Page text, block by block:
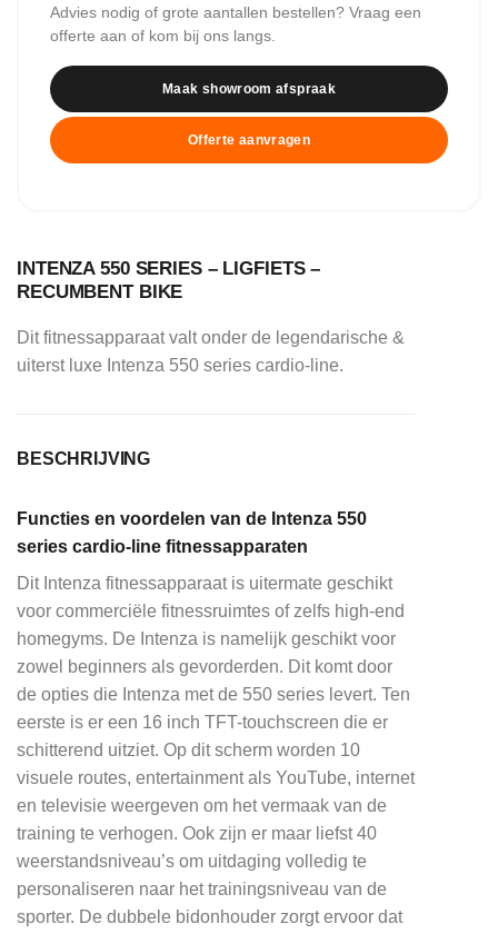
Advies nodig of grote aantallen bestellen? Vraag een
offerte aan of kom bij ons langs.
Maak showroom afspraak
Offerte aanvragen
INTENZA 550 SERIES – LIGFIETS –
RECUMBENT BIKE
Dit fitnessapparaat valt onder de legendarische &
uiterst luxe Intenza 550 series cardio-line.
BESCHRIJVING
Functies en voordelen van de Intenza 550
series cardio-line fitnessapparaten
Dit Intenza fitnessapparaat is uitermate geschikt
voor commerciële fitnessruimtes of zelfs high-end
homegyms. De Intenza is namelijk geschikt voor
zowel beginners als gevorderden. Dit komt door
de opties die Intenza met de 550 series levert. Ten
eerste is er een 16 inch TFT-touchscreen die er
schitterend uitziet. Op dit scherm worden 10
visuele routes, entertainment als YouTube, internet
en televisie weergeven om het vermaak van de
training te verhogen. Ook zijn er maar liefst 40
weerstandsniveau’s om uitdaging volledig te
personaliseren naar het trainingsniveau van de
sporter. De dubbele bidonhouder zorgt ervoor dat